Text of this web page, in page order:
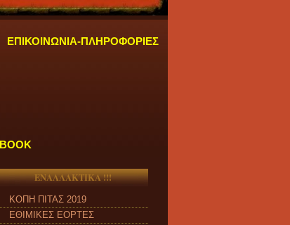
ΕΠΙΚΟΙΝΩΝΙΑ-ΠΛΗΡΟΦΟΡΙΕΣ
09:00 π.μ. έως 04:00 μ.μ.''
ΕΝΑΛΛΑΚΤΙΚΑ !!!
ΚΟΠΗ ΠΙΤΑΣ 2019
ΕΘΙΜΙΚΕΣ ΕΟΡΤΕΣ